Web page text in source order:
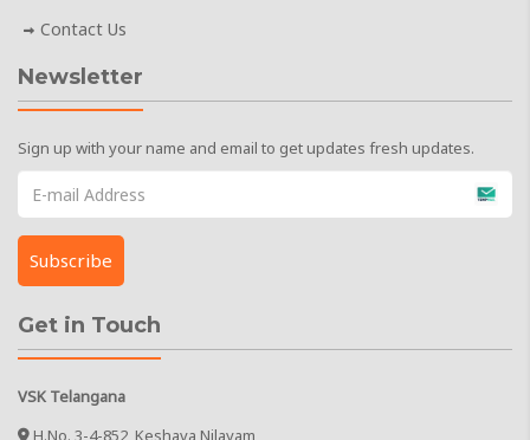
Contact Us
Newsletter
Sign up with your name and email to get updates fresh updates.
Get in Touch
VSK Telangana
H.No. 3-4-852, Keshava Nilayam,